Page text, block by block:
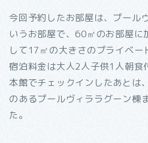
今回予約したお部屋は、プール
いうお部屋で、60㎡のお部屋
して17㎡の大きさのプライベー
宿泊料金は大人2人子供1人朝
本館でチェックインしたあとは
のあるプールヴィララグーン棟
た。